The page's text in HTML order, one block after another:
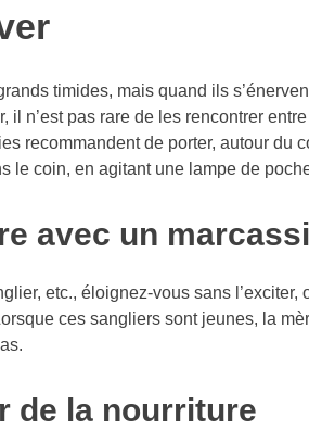
timides, mais quand ils
il n’est pas rare de les rencontrer
recommandent de porter, autour du
le coin, en agitant une lampe de
avec un
etc., éloignez-vous sans
ces sangliers sont jeunes, la
de la nourriture